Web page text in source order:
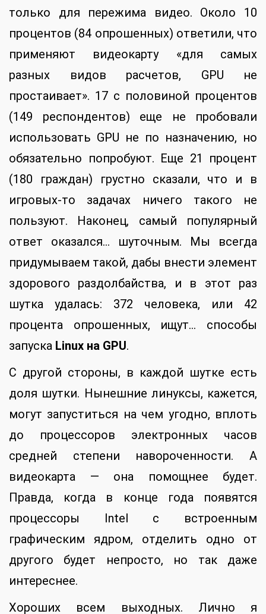
только для пережима видео. Около 10
процентов (84 опрошенных) ответили, что
применяют видеокарту «для самых
разных видов расчетов, GPU не
простаивает». 17 с половиной процентов
(149 респондентов) еще не пробовали
использовать GPU не по назначению, но
обязательно попробуют. Еще 21 процент
(180 граждан) грустно сказали, что и в
игровых-то задачах ничего такого не
пользуют. Наконец, самый популярный
ответ оказался… шуточным. Мы всегда
придумываем такой, дабы внести элемент
здорового раздолбайства, и в этот раз
шутка удалась: 372 человека, или 42
процента опрошенных, ищут… способы
запуска Linux на GPU.
С другой стороны, в каждой шутке есть
доля шутки. Нынешние линуксы, кажется,
могут запуститься на чем угодно, вплоть
до процессоров электронных часов
средней степени навороченности. А
видеокарта — она помощнее будет.
Правда, когда в конце года появятся
процессоры Intel с встроенным
графическим ядром, отделить одно от
другого будет непросто, но так даже
интереснее.
Хороших всем выходных. Лично я